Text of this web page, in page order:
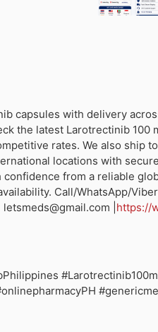
capsules with delivery
the latest Larotrectinib 100
rates. We also ship
locations with
confidence from a reliable
Call/WhatsApp/
letsmeds@gmail.com | https://